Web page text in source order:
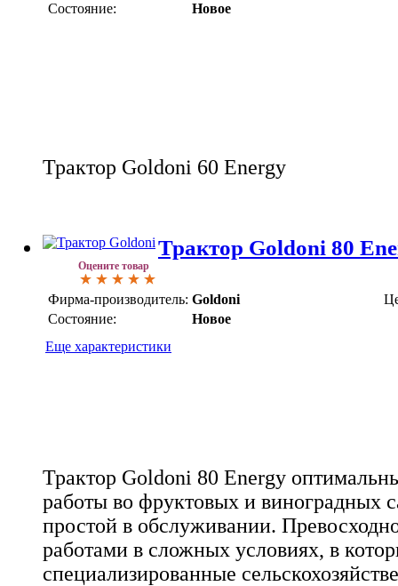
Состояние:
Новое
Трактор Goldoni 60 Energy
Оцените товар
Трактор Goldoni 80
Фирма-производитель: Goldoni
Состояние:
Новое
Еще характеристики
Трактор Goldoni 80 Energy
работы во фруктовых и виноградных
простой в обслуживании.
работами в сложных условиях, в
специализированные